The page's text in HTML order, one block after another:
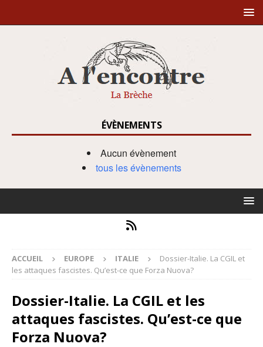
ÉVÈNEMENTS
Aucun évènement
tous les évènements
ACCUEIL EUROPE ITALIE
Dossier-Italie. La CGIL et
les attaques fascistes. Qu’est-ce que Forza Nuova?
Dossier-Italie. La CGIL et les
attaques fascistes. Qu’est-ce que
Forza Nuova?